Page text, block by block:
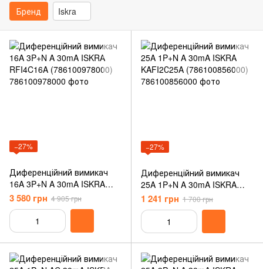
Бренд Iskra
−27%
Диференційний вимикач
16A 3P+N A 30mA ISKRA
RFI4C16A (786100978000)
3 580 грн 4 905 грн
−27%
Диференційний вимикач
25A 1P+N A 30mA ISKRA
KAFI2С25A (786100856000)
1 241 грн 1 700 грн